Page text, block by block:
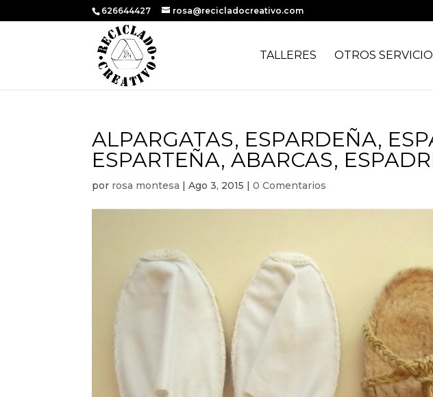
626644427 rosa@recicladocreativo.com
TALLERES OTROS
ALPARGATAS, ESPARDEÑA,
ESPARTEÑA, ABARCAS,
por rosa montesa |Ago 3, 2015 |0 Comentarios